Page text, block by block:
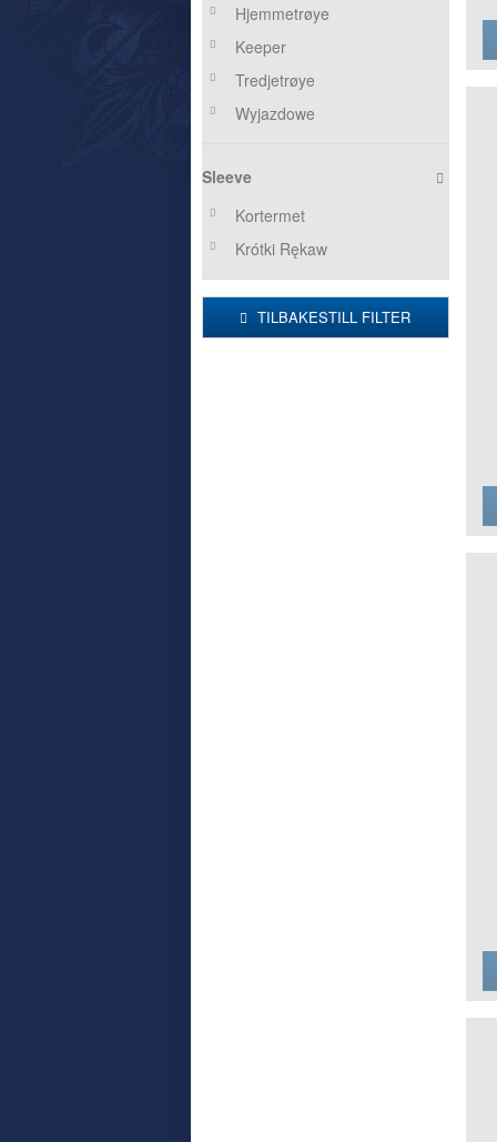
Hjemmetrøye
Keeper
Tredjetrøye
Wyjazdowe
Sleeve
Kortermet
Krótki Rękaw
TILBAKESTILL FILTER